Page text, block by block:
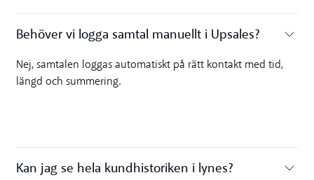
Toggle accordion
Behöver vi logga samtal manuellt i Upsales?‍
Nej, samtalen loggas automatiskt på rätt kontakt med tid,
längd och summering.
Kan jag se hela kundhistoriken i lynes?‍